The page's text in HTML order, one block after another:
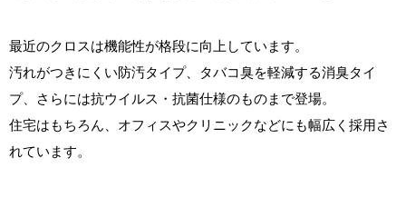
最近のクロスは機能性が格段に向上しています。
汚れがつきにくい防汚タイプ、タバコ臭を軽減する消臭タイ
プ、さらには抗ウイルス・抗菌仕様のものまで登場。
住宅はもちろん、オフィスやクリニックなどにも幅広く採用さ
れています。